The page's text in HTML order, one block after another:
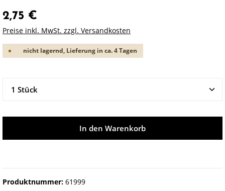
2,75 €
Preise inkl. MwSt. zzgl. Versandkosten
nicht lagernd, Lieferung in ca. 4 Tagen
Produkt Anzahl: Gib den gewünschten Wert ein
In den Warenkorb
Produktnummer: 61999